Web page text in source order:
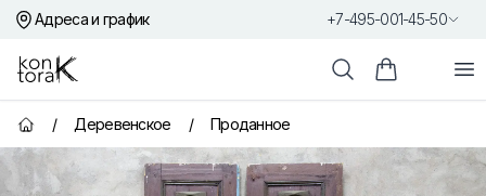
Адреса и график +7-495-001-45-50
Контора К
ПоискКорзина
Главная страница
/ Деревенское / Проданное